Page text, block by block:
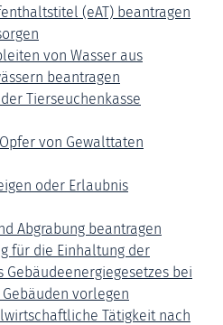
(eAT) beantragen
von Wasser aus
beantragen
Tierseuchenkasse
von Gewalttaten
oder Erlaubnis
Abgrabung beantragen
für die Einhaltung der
Gebäudeenergiegesetzes bei
vorlegen
Tätigkeit nach